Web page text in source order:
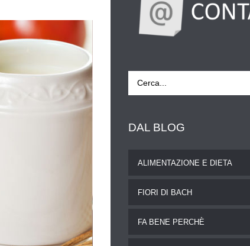
DAL BLOG
ALIMENTAZIONE E DIETA
FIORI DI BACH
FA BENE PERCHÈ